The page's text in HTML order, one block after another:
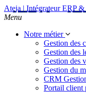
Ateja | Intégrateur ERP
Menu
Notre métier
Gestion des
Gestion des
Gestion des
Gestion du
CRM
Portail client